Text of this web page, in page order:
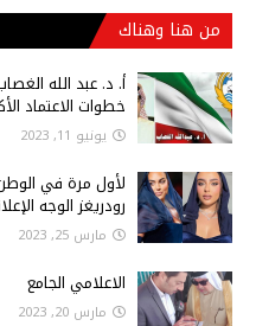
من هنا وهناك
أ‌. د. عبد الله
خطوات الاعتماد
يونيو 11, 2023
لأول مرة في
رودريغز الوجه
مارس 25, 2023
الاعلامي الجامع
مارس 20, 2023